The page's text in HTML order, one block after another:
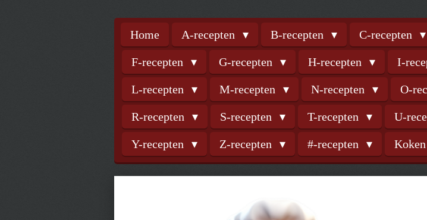
Home A-recepten B-recepten C-recepten
F-recepten G-recepten H-recepten I-
L-recepten M-recepten N-recepten O-
R-recepten S-recepten T-recepten U-
Y-recepten Z-recepten #-recepten